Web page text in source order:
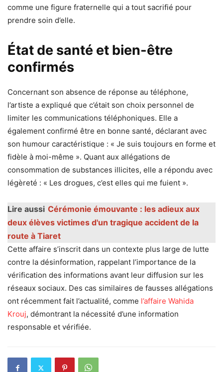
comme une figure fraternelle qui a tout sacrifié pour
prendre soin d’elle.
État de santé et bien-être
confirmés
Concernant son absence de réponse au téléphone,
l’artiste a expliqué que c’était son choix personnel de
limiter les communications téléphoniques. Elle a
également confirmé être en bonne santé, déclarant avec
son humour caractéristique : « Je suis toujours en forme et
fidèle à moi-même ». Quant aux allégations de
consommation de substances illicites, elle a répondu avec
légèreté : « Les drogues, c’est elles qui me fuient ».
Lire aussi Cérémonie émouvante : les adieux aux
deux élèves victimes d'un tragique accident de la
route à Tiaret
Cette affaire s’inscrit dans un contexte plus large de lutte
contre la désinformation, rappelant l’importance de la
vérification des informations avant leur diffusion sur les
réseaux sociaux. Des cas similaires de fausses allégations
ont récemment fait l’actualité, comme l’affaire Wahida
Krouj, démontrant la nécessité d’une information
responsable et vérifiée.